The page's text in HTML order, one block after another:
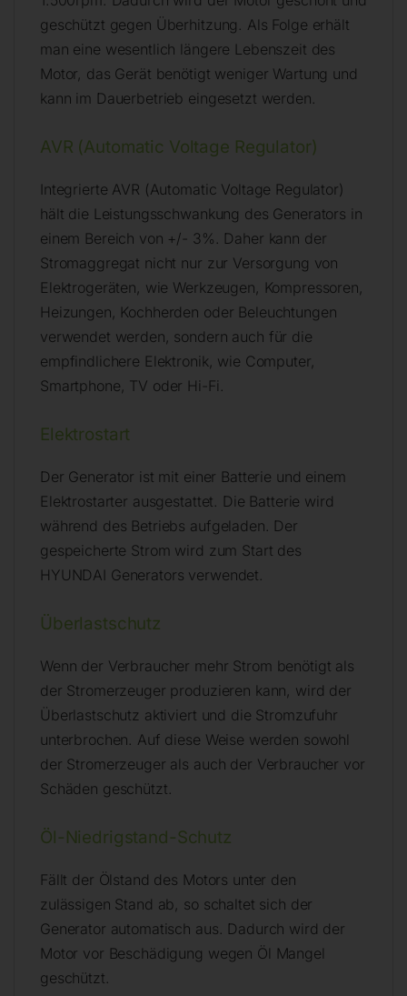
geschützt gegen Überhitzung. Als Folge erhält
man eine wesentlich längere Lebenszeit des
Motor, das Gerät benötigt weniger Wartung und
kann im Dauerbetrieb eingesetzt werden.
AVR (Automatic Voltage Regulator)
Integrierte AVR (Automatic Voltage Regulator)
hält die Leistungsschwankung des Generators in
einem Bereich von +/- 3%. Daher kann der
Stromaggregat nicht nur zur Versorgung von
Elektrogeräten, wie Werkzeugen, Kompressoren,
Heizungen, Kochherden oder Beleuchtungen
verwendet werden, sondern auch für die
empfindlichere Elektronik, wie Computer,
Smartphone, TV oder Hi-Fi.
Elektrostart
Der Generator ist mit einer Batterie und einem
Elektrostarter ausgestattet. Die Batterie wird
während des Betriebs aufgeladen. Der
gespeicherte Strom wird zum Start des
HYUNDAI Generators verwendet.
Überlastschutz
Wenn der Verbraucher mehr Strom benötigt als
der Stromerzeuger produzieren kann, wird der
Überlastschutz aktiviert und die Stromzufuhr
unterbrochen. Auf diese Weise werden sowohl
der Stromerzeuger als auch der Verbraucher vor
Schäden geschützt.
Öl-Niedrigstand-Schutz
Fällt der Ölstand des Motors unter den
zulässigen Stand ab, so schaltet sich der
Generator automatisch aus. Dadurch wird der
Motor vor Beschädigung wegen Öl Mangel
geschützt.